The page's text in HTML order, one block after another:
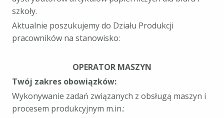
szkoły.
Aktualnie poszukujemy do Działu Produkcji
pracowników na stanowisko:
OPERATOR MASZYN
Twój zakres obowiązków:
Wykonywanie zadań związanych z obsługą maszyn i
procesem produkcyjnym m.in.: